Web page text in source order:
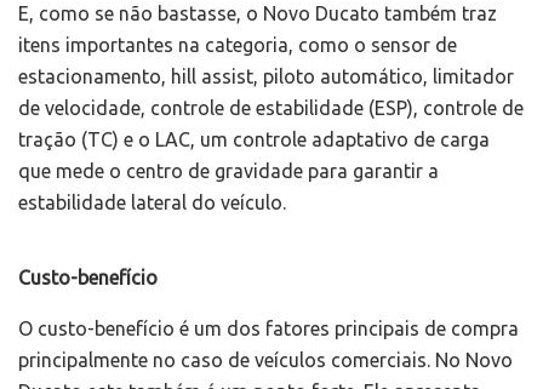
E, como se não bastasse, o Novo Ducato também traz
itens importantes na categoria, como o sensor de
estacionamento, hill assist, piloto automático, limitador
de velocidade, controle de estabilidade (ESP), controle de
tração (TC) e o LAC, um controle adaptativo de carga
que mede o centro de gravidade para garantir a
estabilidade lateral do veículo.
Custo-benefício
O custo-benefício é um dos fatores principais de compra
principalmente no caso de veículos comerciais. No Novo